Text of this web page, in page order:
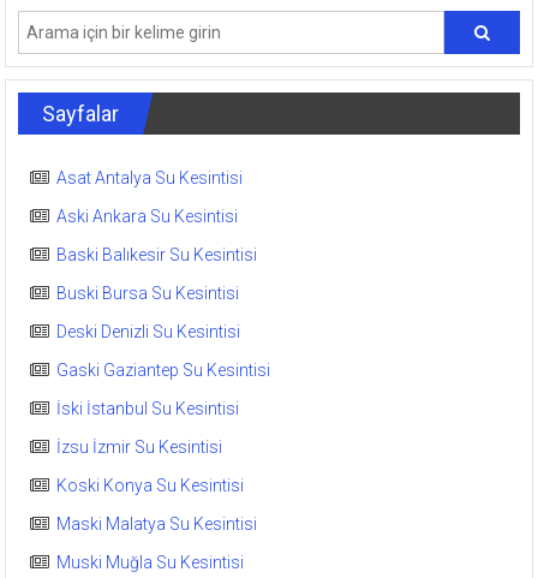
Sayfalar
Asat Antalya Su Kesintisi
Aski Ankara Su Kesintisi
Baski Balıkesir Su Kesintisi
Buski Bursa Su Kesintisi
Deski Denizli Su Kesintisi
Gaski Gaziantep Su Kesintisi
İski İstanbul Su Kesintisi
İzsu İzmir Su Kesintisi
Koski Konya Su Kesintisi
Maski Malatya Su Kesintisi
Muski Muğla Su Kesintisi